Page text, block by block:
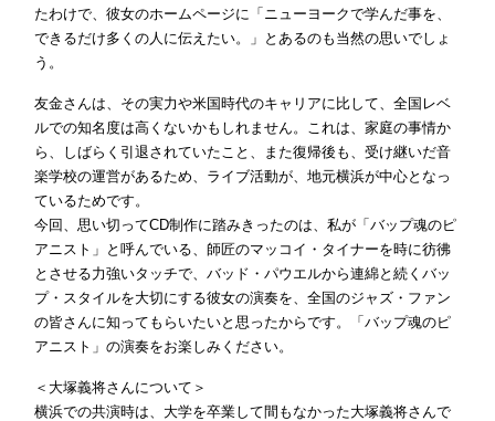
たわけで、彼女のホームページに「ニューヨークで学んだ事を、
できるだけ多くの人に伝えたい。」とあるのも当然の思いでしょ
う。
友金さんは、その実力や米国時代のキャリアに比して、全国レベ
ルでの知名度は高くないかもしれません。これは、家庭の事情か
ら、しばらく引退されていたこと、また復帰後も、受け継いだ音
楽学校の運営があるため、ライブ活動が、地元横浜が中心となっ
ているためです。
今回、思い切ってCD制作に踏みきったのは、私が「バップ魂のピ
アニスト」と呼んでいる、師匠のマッコイ・タイナーを時に彷彿
とさせる力強いタッチで、バッド・パウエルから連綿と続くバッ
プ・スタイルを大切にする彼女の演奏を、全国のジャズ・ファン
の皆さんに知ってもらいたいと思ったからです。「バップ魂のピ
アニスト」の演奏をお楽しみください。
＜大塚義将さんについて＞
横浜での共演時は、大学を卒業して間もなかった大塚義将さんで